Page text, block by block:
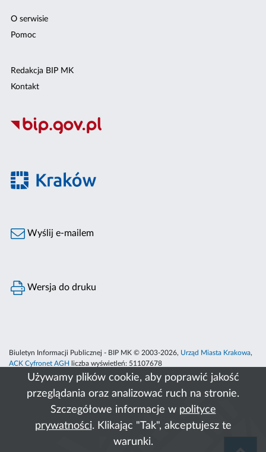
Używamy plików cookie, aby poprawić jakość
przeglądania oraz analizować ruch na stronie.
Szczegółowe informacje w polityce
prywatności. Klikając "Tak", akceptujesz te
warunki.
O serwisie
Pomoc
Redakcja BIP MK
Kontakt
Wyślij e-mailem
Wersja do druku
Biuletyn Informacji Publicznej - BIP MK © 2003-2026, Urząd Miasta Krakowa,
ACK Cyfronet AGH
liczba wyświetleń: 51107678